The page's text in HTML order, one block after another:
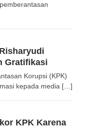
Gratifikasi
Korupsi (KPK)
kepada media […]
KPK Karena